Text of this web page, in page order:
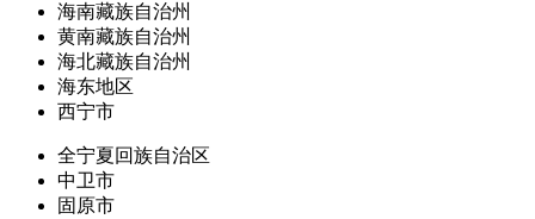
海南藏族自治州
黄南藏族自治州
海北藏族自治州
海东地区
西宁市
全宁夏回族自治区
中卫市
固原市